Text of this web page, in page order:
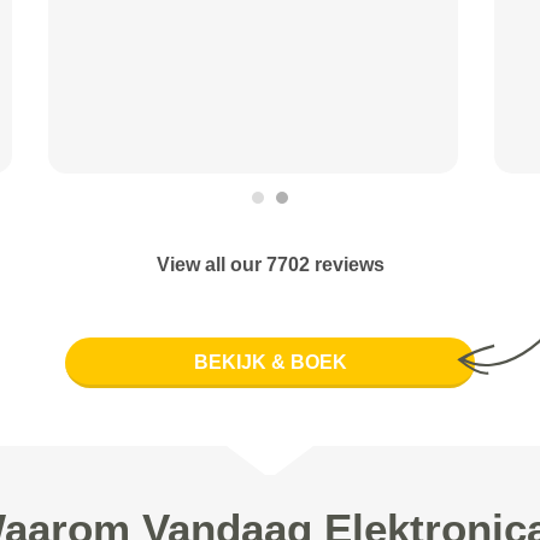
View all our 7702 reviews
BEKIJK & BOEK
Vandaag